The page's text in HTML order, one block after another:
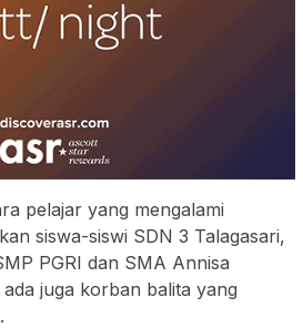
pelajar yang mengalami
siswa-siswi SDN 3 Talagasari,
PGRI dan SMA Annisa
juga korban balita yang